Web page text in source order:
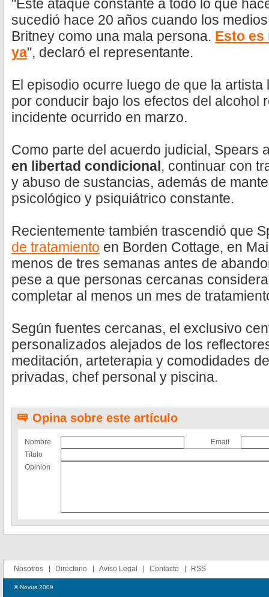
"Este ataque constante a todo lo que
sucedió hace 20 años cuando los
Britney como una mala persona. Esto es
ya", declaró el representante.
El episodio ocurre luego de que la
por conducir bajo los efectos del alcohol
incidente ocurrido en marzo.
Como parte del acuerdo judicial, Spears
en libertad condicional, continuar con
y abuso de sustancias, además de
psicológico y psiquiátrico constante.
Recientemente también trascendió que
de tratamiento en Borden Cottage, en
menos de tres semanas antes de
pese a que personas cercanas
completar al menos un mes de
Según fuentes cercanas, el exclusivo
personalizados alejados de los
meditación, arteterapia y comodidades
privadas, chef personal y piscina.
Opina sobre este artículo
Nombre
Email
Título
Opinion
Nosotros Directorio Aviso Legal Contacto RSS
© Novus 2009